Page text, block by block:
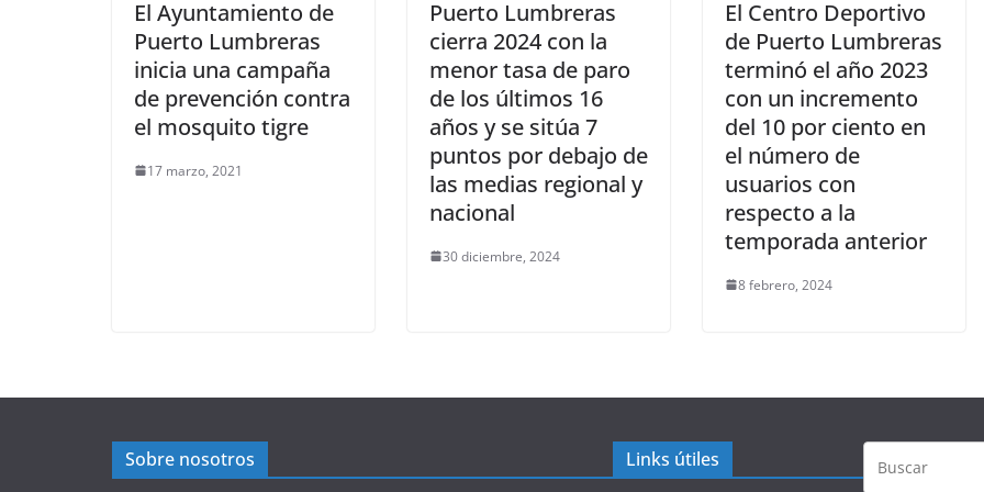
El Ayuntamiento de
Puerto Lumbreras
inicia una campaña
de prevención contra
el mosquito tigre
17 marzo, 2021
Puerto Lumbreras
cierra 2024 con la
menor tasa de paro
de los últimos 16
años y se sitúa 7
puntos por debajo de
las medias regional y
nacional
30 diciembre, 2024
El Centro Deportivo
de Puerto Lumbreras
terminó el año 2023
con un incremento
del 10 por ciento en
el número de
usuarios con
respecto a la
temporada anterior
8 febrero, 2024
Sobre nosotros Links útiles